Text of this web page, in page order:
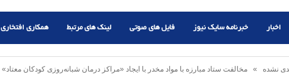
اخبار خبرنامه سایک نیوز فایل های صوتی لینک های مرتبط همکاری افتخاری
نشده » مخالفت ستاد مبارزه با مواد مخدر با ایجاد «مراکز درمان شبانه‌روزی کودکان معتاد»